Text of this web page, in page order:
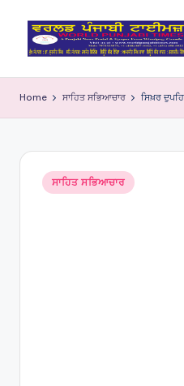
o
rl
d
Home ਸਾਹਿਤ ਸਭਿਆਚਾਰ ਸਿਖ਼ਰ
Posted
in
ਸਾਹਿਤ ਸਭਿਆਚਾਰ